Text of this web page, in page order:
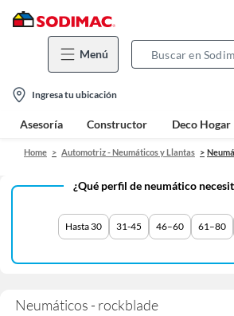
Menú
location-
icon
Ingresa tu ubicación
Asesoría Constructor Deco Hogar
Home Automotriz - Neumáticos y Llantas
¿Qué perfil de neumático
Hasta 30 31-45 46–60 61–80
Neumáticos - rockblade